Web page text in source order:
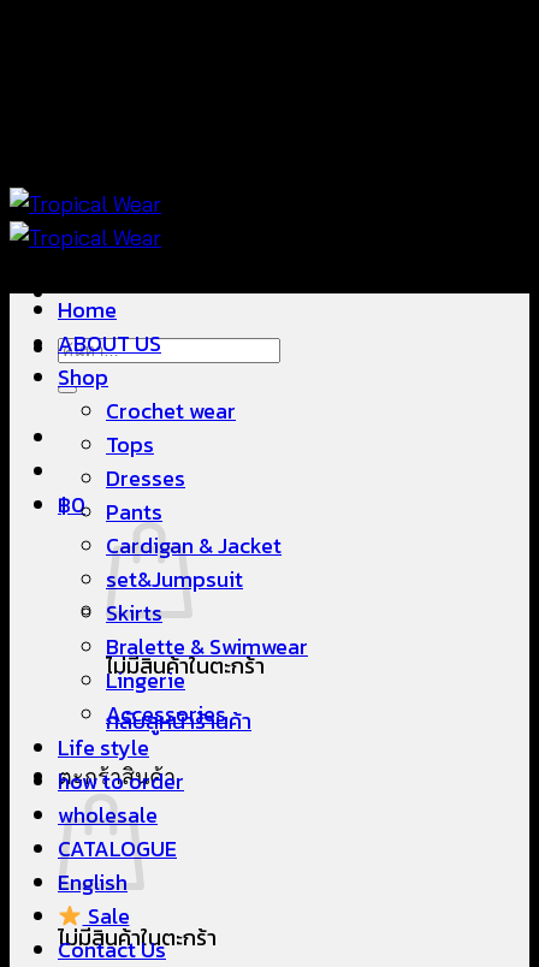
ค้นหา:
฿0
ไม่มีสินค้าในตะกร้า
กลับสู่หน้าร้านค้า
ตะกร้าสินค้า
ไม่มีสินค้าในตะกร้า
Home
ABOUT US
Shop
Crochet wear
Tops
Dresses
Pants
Cardigan & Jacket
set&Jumpsuit
Skirts
Bralette & Swimwear
Lingerie
Accessories
Life style
how to order
wholesale
CATALOGUE
English
Sale
Contact Us